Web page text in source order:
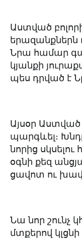
Աստված
երազանքներն
Նրա համար
կյանքի
պես դրված է
Այսօր Աստված
պարգևել։
նորից
օգնի քեզ
ցավոտ ու
Նա նոր շունչ
մտքերով